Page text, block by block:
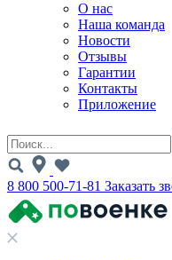
О нас
Наша команда
Новости
Отзывы
Гарантии
Контакты
Приложение
8 800 500-71-81 Заказать